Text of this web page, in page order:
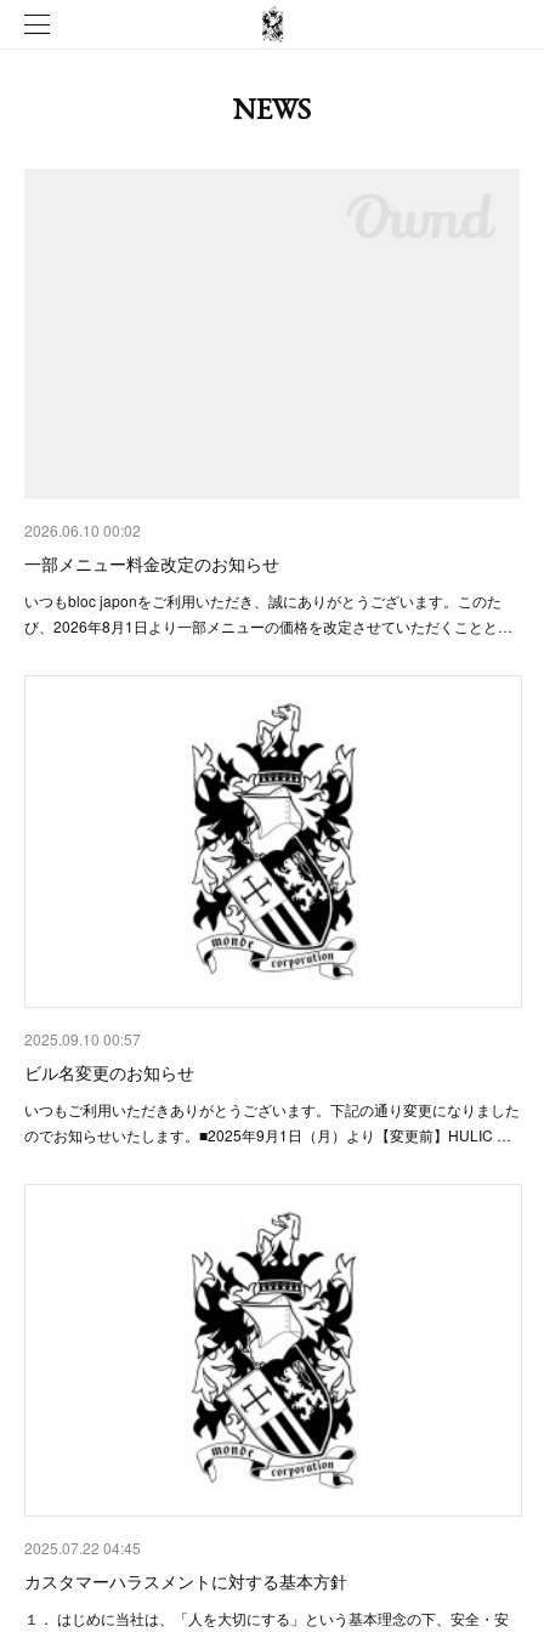
NEWS
2026.06.10 00:02
一部メニュー料金改定のお知らせ
いつもbloc japonをご利用いただき、誠にありがとうございます。このた
び、2026年8月1日より一部メニューの価格を改定させていただくことと…
2025.09.10 00:57
ビル名変更のお知らせ
いつもご利用いただきありがとうございます。下記の通り変更になりました
のでお知らせいたします。■2025年9月1日（月）より【変更前】HULIC …
2025.07.22 04:45
カスタマーハラスメントに対する基本方針
１． はじめに当社は、「人を大切にする」という基本理念の下、安全・安